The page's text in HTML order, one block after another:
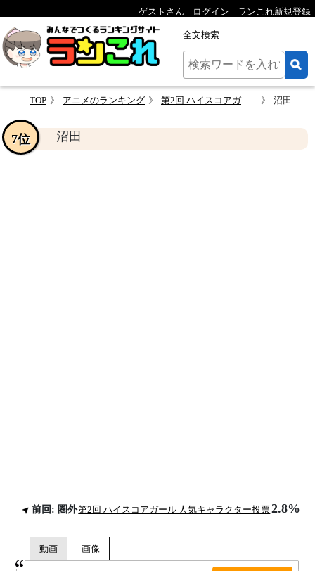
ゲストさん ログイン ランこれ新規登録
全文検索
TOP アニメのランキング 第2回 ハイスコアガール 人気キャラクター投票 沼田
沼田
7位
前回: 圏外第2回 ハイスコアガール 人気キャラクター投票2.8%